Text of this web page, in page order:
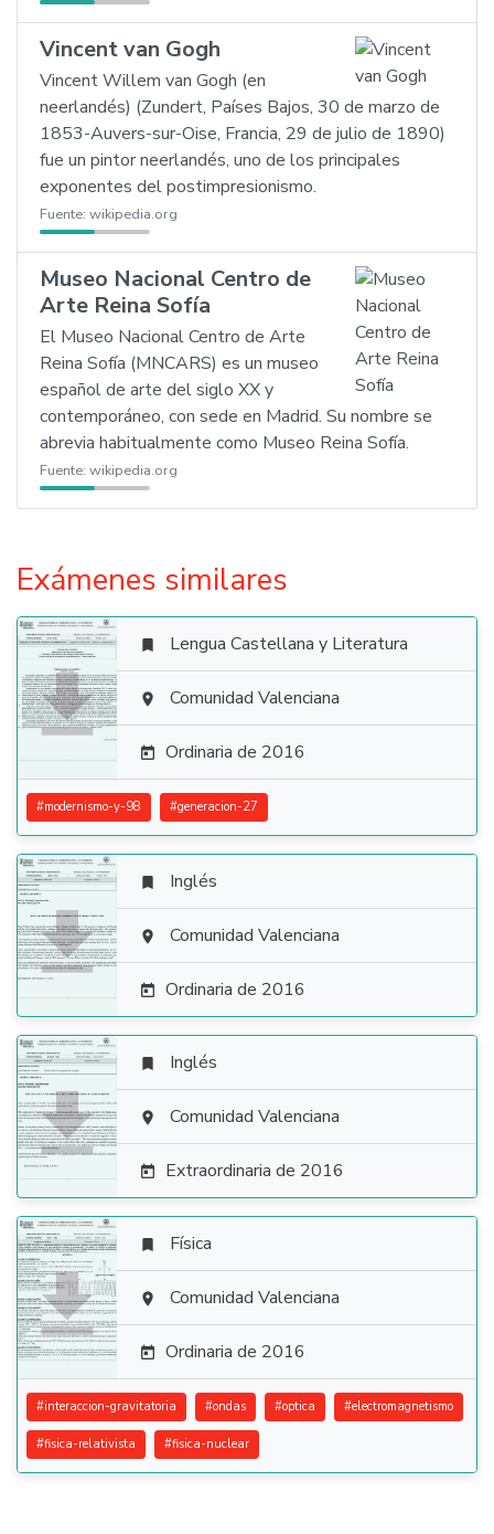
Vincent van Gogh
Vincent Willem van Gogh (en
neerlandés) (Zundert, Países Bajos, 30 de marzo de
1853-Auvers-sur-Oise, Francia, 29 de julio de 1890)
fue un pintor neerlandés, uno de los principales
exponentes del postimpresionismo.
Fuente: wikipedia.org
Museo Nacional Centro de
Arte Reina Sofía
El Museo Nacional Centro de Arte
Reina Sofía (MNCARS) es un museo
español de arte del siglo XX y
contemporáneo, con sede en Madrid. Su nombre se
abrevia habitualmente como Museo Reina Sofía.
Fuente: wikipedia.org
Exámenes similares

 Lengua Castellana y Literatura
 Comunidad Valenciana
 Ordinaria de 2016
#modernismo-y-98 #generacion-27

 Inglés
 Comunidad Valenciana
 Ordinaria de 2016

 Inglés
 Comunidad Valenciana
 Extraordinaria de 2016

 Física
 Comunidad Valenciana
 Ordinaria de 2016
#interaccion-gravitatoria #ondas #optica #electromagnetismo
#fisica-relativista #fisica-nuclear